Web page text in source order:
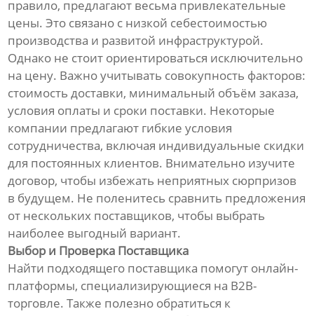
правило, предлагают весьма привлекательные
цены. Это связано с низкой себестоимостью
производства и развитой инфраструктурой.
Однако не стоит ориентироваться исключительно
на цену. Важно учитывать совокупность факторов:
стоимость доставки, минимальный объём заказа,
условия оплаты и сроки поставки. Некоторые
компании предлагают гибкие условия
сотрудничества, включая индивидуальные скидки
для постоянных клиентов. Внимательно изучите
договор, чтобы избежать неприятных сюрпризов
в будущем. Не поленитесь сравнить предложения
от нескольких поставщиков, чтобы выбрать
наиболее выгодный вариант.
Выбор и Проверка Поставщика
Найти подходящего поставщика помогут онлайн-
платформы, специализирующиеся на B2B-
торговле. Также полезно обратиться к